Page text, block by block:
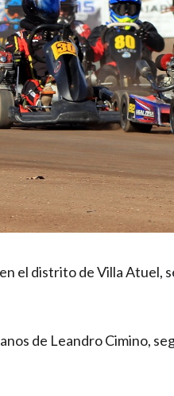
el distrito de Villa Atuel,
de Leandro Cimino,